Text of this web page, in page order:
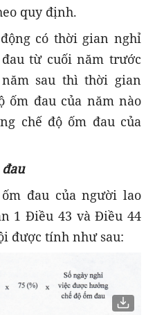
quy định.
có thời gian nghỉ
từ cuối năm trước
sau thì thời gian
ốm đau của năm nào
chế độ ốm đau của
đau của người lao
1 Điều 43 và Điều 44
được tính như sau: